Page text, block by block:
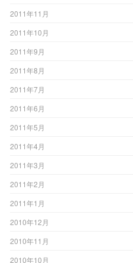
2011年11月
2011年10月
2011年9月
2011年8月
2011年7月
2011年6月
2011年5月
2011年4月
2011年3月
2011年2月
2011年1月
2010年12月
2010年11月
2010年10月